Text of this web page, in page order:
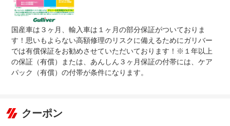
法定整備
整備付 法定12ヶ月または法定24ヶ月点検整備付
※車検なし・車検整備付の場合は法定24ヶ月点検整備付
※商用車は6ヶ月または12ヶ月点検整備付
法定整備
について
１．契約後～納車までに法定点検整備を実施致します。
２．支払総額に整備代金を含んでおります。３．点検記録
簿が発行されます。※以上、３点は支払総額に含まれま
す。
国産車は３ヶ月、輸入車は１ヶ月の部分保証がついておりま
す！思いもよらない高額修理のリスクに備えるためにガリバー
では有償保証をお勧めさせていただいております！※１年以上
の保証（有償）または、あんしん３ヶ月保証の付帯には、ケア
パック（有償）の付帯が条件になります。
クーポン